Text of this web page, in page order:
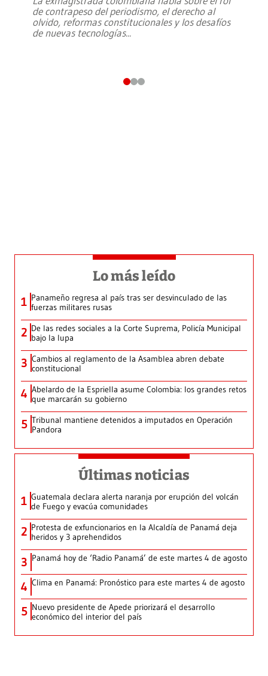
de contrapeso del periodismo, el derecho al
olvido, reformas constitucionales y los desafíos
de nuevas tecnologías...
Lo más leído
1 Panameño regresa al país tras ser desvinculado de las
fuerzas militares rusas
2 De las redes sociales a la Corte Suprema, Policía Municipal
bajo la lupa
3 Cambios al reglamento de la Asamblea abren debate
constitucional
4 Abelardo de la Espriella asume Colombia: los grandes retos
que marcarán su gobierno
5 Tribunal mantiene detenidos a imputados en Operación
Pandora
Últimas noticias
1 Guatemala declara alerta naranja por erupción del volcán
de Fuego y evacúa comunidades
2 Protesta de exfuncionarios en la Alcaldía de Panamá deja
heridos y 3 aprehendidos
3 Panamá hoy de ‘Radio Panamá’ de este martes 4 de agosto
4 Clima en Panamá: Pronóstico para este martes 4 de agosto
5 Nuevo presidente de Apede priorizará el desarrollo
económico del interior del país